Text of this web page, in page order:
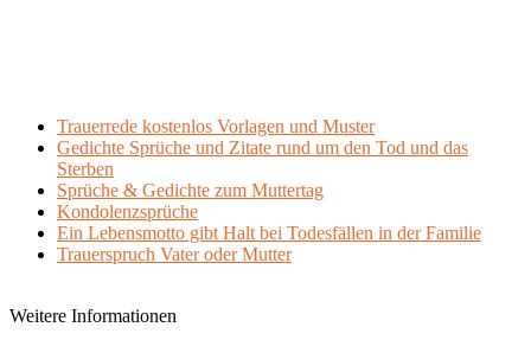
Trauerrede kostenlos Vorlagen und Muster
Gedichte Sprüche und Zitate rund um den Tod und das
Sterben
Sprüche & Gedichte zum Muttertag
Kondolenzsprüche
Ein Lebensmotto gibt Halt bei Todesfällen in der Familie
Trauerspruch Vater oder Mutter
Weitere Informationen